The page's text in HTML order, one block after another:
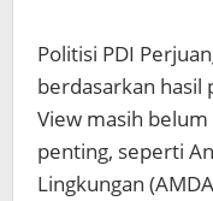
Politisi PDI
berdasarkan hasil
View masih
penting, seperti
Lingkungan